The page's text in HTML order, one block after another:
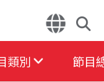
類別 節目